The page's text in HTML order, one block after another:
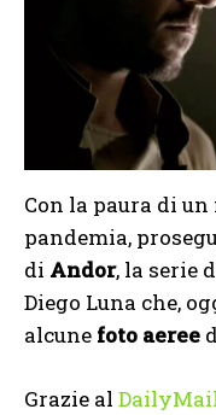
Con la paura di
pandemia,
di Andor, la serie
Diego Luna che,
alcune foto aeree
Grazie al